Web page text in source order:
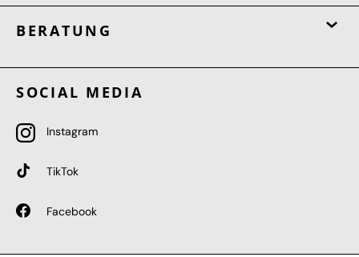
BERATUNG
SOCIAL MEDIA
Instagram
TikTok
Facebook